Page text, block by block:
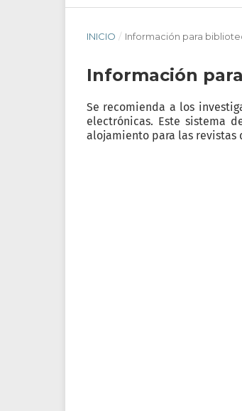
INICIO / Información para
Información
Se recomienda a los
electrónicas. Este sistema
alojamiento para las revistas